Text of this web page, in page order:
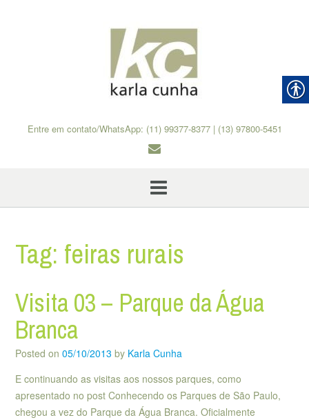
Entre em contato/WhatsApp: (11) 99377-8377 | (13) 97800-5451
Tag: feiras rurais
Visita 03 – Parque da Água
Branca
Posted on 05/10/2013 by Karla Cunha
E continuando as visitas aos nossos parques, como
apresentado no post Conhecendo os Parques de São Paulo,
chegou a vez do Parque da Água Branca. Oficialmente